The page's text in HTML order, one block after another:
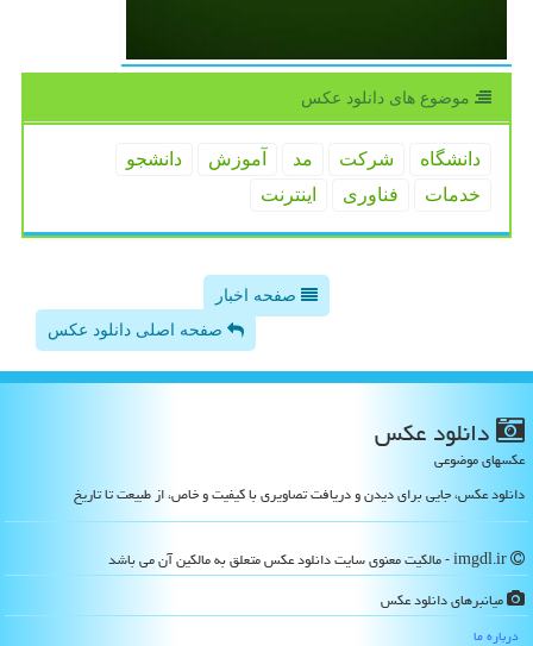
موضوع های دانلود عكس
دانشگاه شركت مد آموزش
دانشجو
خدمات
فناوری اینترنت
صفحه اخبار
صفحه اصلی دانلود عکس
دانلود عكس
عکسهای موضوعی
دانلود عکس، جایی برای دیدن و دریافت تصاویری با کیفیت و خاص، از طبیعت تا تاریخ
میانبرهای دانلود عكس
درباره ما